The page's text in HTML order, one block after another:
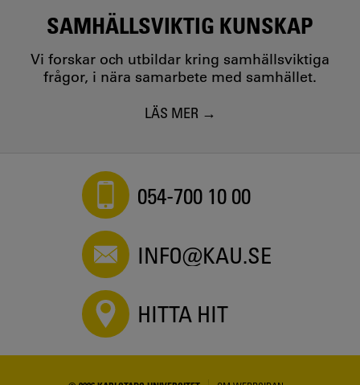
SAMHÄLLSVIKTIG KUNSKAP
Vi forskar och utbildar kring samhällsviktiga
frågor, i nära samarbete med samhället.
LÄS MER
054-700 10 00
INFO@KAU.SE
HITTA HIT